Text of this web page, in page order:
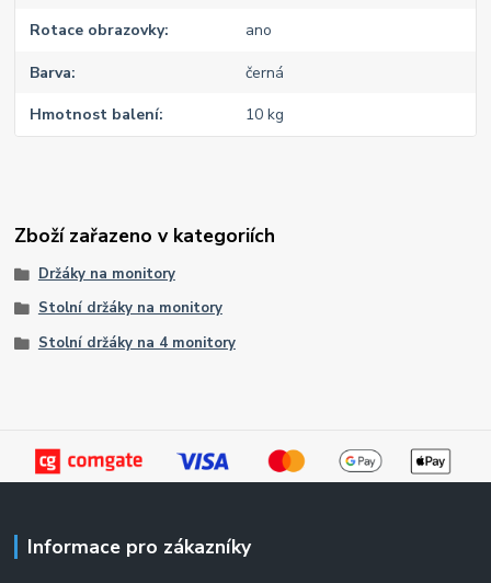
Rotace obrazovky ano
Barva černá
Hmotnost balení 10 kg
Zboží zařazeno v kategoriích
Držáky na monitory
Stolní držáky na monitory
Stolní držáky na 4 monitory
Informace pro zákazníky